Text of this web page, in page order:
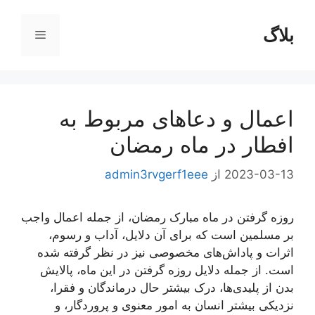
محتوابلاگ فهرست
اعمال و دعاهای مربوط به
افطار در ماه رمضان
2023-03-13 از admin3rvgerf1eee
روزه گرفتن در ماه مبارک رمضان، از جمله اعمال واجب
بر مسلمین است که برای آن دلایل، آداب و رسوم،
اثرات و پاداش‌های مخصوصی نیز در نظر گرفته شده
است. از جمله دلایل روزه گرفتن در این ماه، پالایش
بدن از پلیدی‌ها، درک بیشتر حال درماندگان و فقرا،
نزدیکی بیشتر انسان به امور معنوی و پروردگار، و